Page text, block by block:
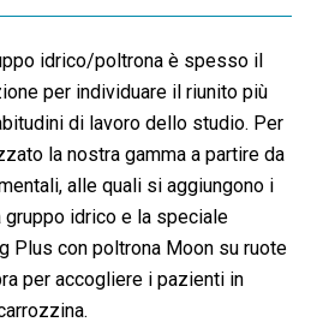
idrico/poltrona è spesso il
per individuare il riunito più
di lavoro dello studio. Per
la nostra gamma a partire da
alle quali si aggiungono i
idrico e la speciale
Plus con poltrona Moon su ruote
per accogliere i pazienti in